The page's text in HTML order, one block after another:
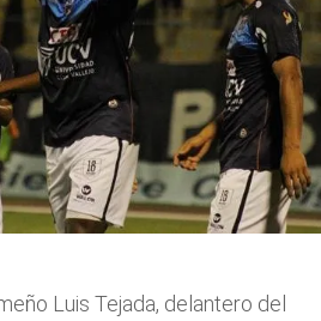
Luis Tejada, delantero del